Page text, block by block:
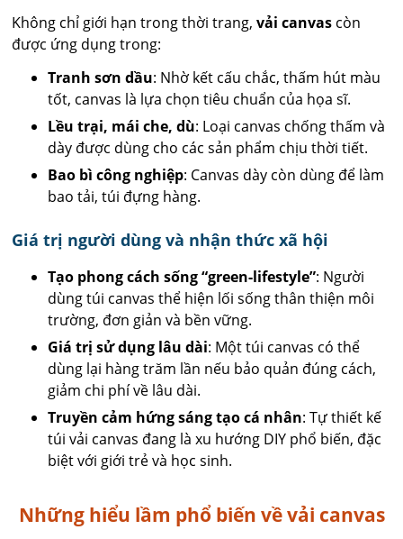
Không chỉ giới hạn trong thời trang,vải canvas còn
được ứng dụng trong:
Tranh sơn dầu: Nhờ kết cấu chắc, thấm hút màu
tốt, canvas là lựa chọn tiêu chuẩn của họa sĩ.
Lều trại, mái che, dù: Loại canvas chống thấm và
dày được dùng cho các sản phẩm chịu thời tiết.
Bao bì công nghiệp: Canvas dày còn dùng để làm
bao tải, túi đựng hàng.
Giá trị người dùng và nhận thức xã hội
Tạo phong cách sống “green-lifestyle”: Người
dùng túi canvas thể hiện lối sống thân thiện môi
trường, đơn giản và bền vững.
Giá trị sử dụng lâu dài: Một túi canvas có thể
dùng lại hàng trăm lần nếu bảo quản đúng cách,
giảm chi phí về lâu dài.
Truyền cảm hứng sáng tạo cá nhân: Tự thiết kế
túi vải canvas đang là xu hướng DIY phổ biến, đặc
biệt với giới trẻ và học sinh.
Những hiểu lầm phổ biến về vải canvas